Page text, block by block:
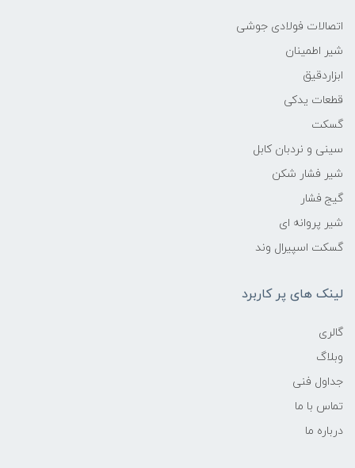
اتصالات فولادی جوشی
شیر اطمینان
ابزاردقیق
قطعات یدکی
گسکت
سینی و نردبان کابل
شیر فشار شکن
گیج فشار
شیر پروانه ای
گسکت اسپیرال وند
لینک های پر کاربرد
گالری
وبلاگ
جداول فنی
تماس با ما
درباره ما